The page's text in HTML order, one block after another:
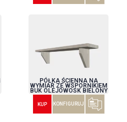
PÓŁKA ŚCIENNA NA
WYMIAR ZE WSPORNIKIEM
BUK OLEJOWOSK BIELONY
KUP KONFIGURUJ